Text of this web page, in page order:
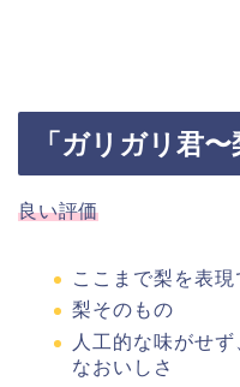
「ガリガリ君
良い評価
ここまで梨を表
梨そのもの
人工的な味がせ
なおいしさ